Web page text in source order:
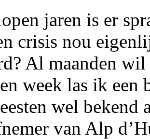
jaren is er
crisis nou
Al maanden
week las ik een
wel bekend
van Alp